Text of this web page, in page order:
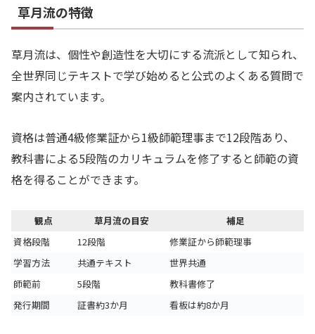
草月流の特徴
草月流は、個性や創造性を大切にする流派として知られ、
全世界同じテキストで学び始めると公式のよくある質問で
案内されています。
資格は普通4級修業証から1級師範理事まで12段階あり、
教科書による5段階のカリキュラムを修了すると師範の資
格を得ることができます。
観点 草月流の目安
補足
資格段階
12段階
修業証から師範理事
学習方法
共通テキスト
世界共通
師範前
5段階
教科書修了
発行期間
証書約3か月 看板は約8か月